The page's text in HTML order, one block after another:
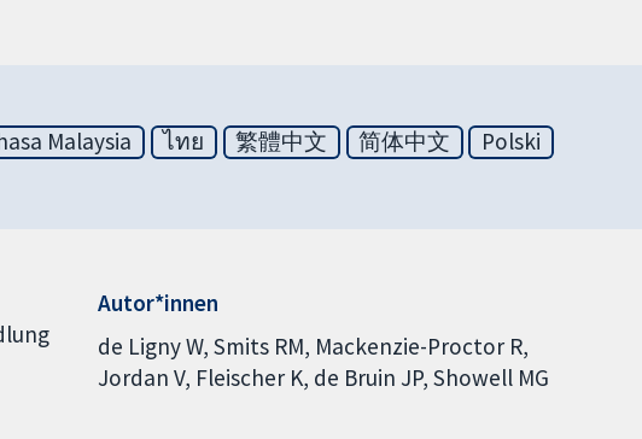
Malaysia ไทย 繁體中文 简体中文
Polski
Autor*innen
de Ligny W Smits RM Mackenzie-Proctor R
Jordan V Fleischer K de Bruin JP Showell MG